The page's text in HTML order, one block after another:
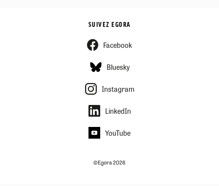
SUIVEZ EGORA
Facebook
Bluesky
Instagram
LinkedIn
YouTube
©Egora 2026